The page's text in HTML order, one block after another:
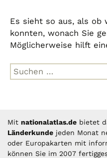
Es sieht so aus, als ob
konnten, wonach Sie
Möglicherweise hilft
Suche
nach:
Mit nationalatlas.de bietet
Länderkunde jeden Monat
oder Europakarten mit
können Sie im 2007